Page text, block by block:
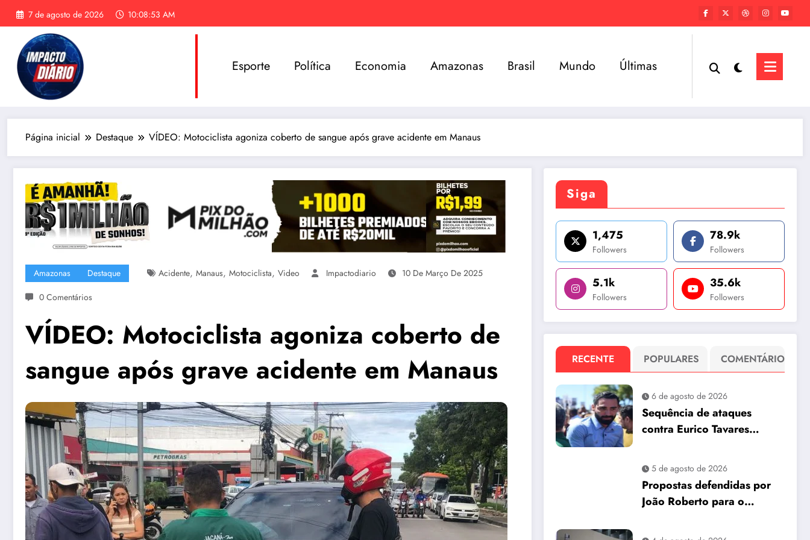
Pular
para
conteúdo
7 de agosto de 2026 10:08:55 AM
Esporte Política Economia Amazonas Brasil Mundo Últimas
Página inicial Destaque VÍDEO: Motociclista agoniza coberto de sangue após grave acidente em Manaus
Amazonas Destaque Acidente, Manaus, Motociclista, Video Impactodiario
10 De Março De 2025
0 Comentários
VÍDEO: Motociclista agoniza coberto de
sangue após grave acidente em Manaus
Siga
1,475
Followers
78.9k
Followers
5.1k
Followers
35.6k
Followers
RECENTE POPULARES COMENTÁRIO
6 de agosto de 2026
Sequência de ataques
contra Eurico Tavares
corrida pela Aleam
5 de agosto de 2026
Propostas defendidas por
João Roberto para o
ao plano de governo de